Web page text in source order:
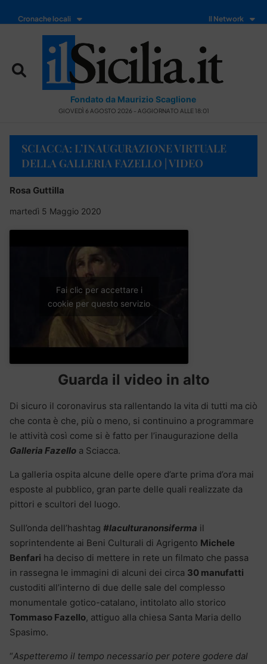
Cronache locali Il Network
Fondato da Maurizio Scaglione
GIOVEDÌ 6 AGOSTO 2026 - AGGIORNATO ALLE 18:01
SCIACCA: L’INAUGURAZIONE VIRTUALE
DELLA GALLERIA FAZELLO | VIDEO
Rosa Guttilla
martedì 5 Maggio 2020
Fai clic per accettare i
cookie per questo servizio
Guarda il video in alto
Di sicuro il coronavirus sta rallentando la vita di tutti ma ciò
che conta è che, più o meno, si continuino a programmare
le attività così come si è fatto per l’inaugurazione della
Galleria Fazello a Sciacca.
La galleria ospita alcune delle opere d’arte prima d’ora mai
esposte al pubblico, gran parte delle quali realizzate da
pittori e scultori del luogo.
Sull’onda dell’hashtag #laculturanonsiferma il
soprintendente ai Beni Culturali di Agrigento Michele
Benfari ha deciso di mettere in rete un filmato che passa
in rassegna le immagini di alcuni dei circa 30 manufatti
custoditi all’interno di due delle sale del complesso
monumentale gotico-catalano, intitolato allo storico
Tommaso Fazello, attiguo alla chiesa Santa Maria dello
Spasimo.
“Aspetteremo il tempo necessario per potere godere dal